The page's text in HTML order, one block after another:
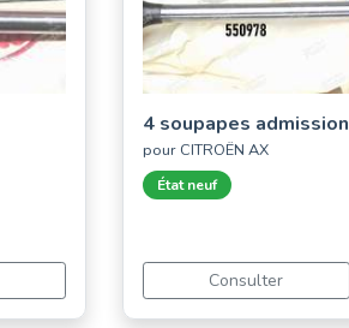
4 soupapes admission
pour CITROËN AX
État neuf
Consulter